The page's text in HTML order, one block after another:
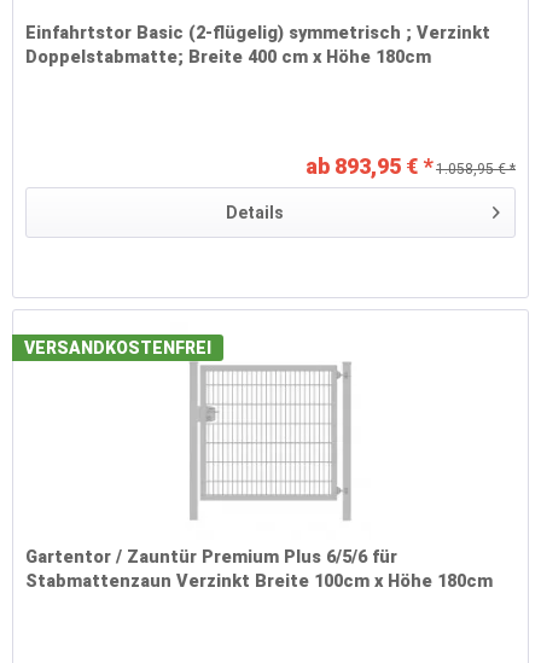
Einfahrtstor Basic (2-flügelig) symmetrisch ; Verzinkt
Doppelstabmatte; Breite 400 cm x Höhe 180cm
ab 893,95 € * 1.058,95 € *
Details
VERSANDKOSTENFREI
Gartentor / Zauntür Premium Plus 6/5/6 für
Stabmattenzaun Verzinkt Breite 100cm x Höhe 180cm